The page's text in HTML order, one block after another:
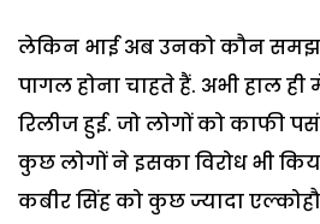
लेकिन भाई अब उनको कौन
पागल होना चाहते हैं. अभी हाल
रिलीज हुई. जो लोगों को काफी
कुछ लोगों ने इसका विरोध भी
कबीर सिंह को कुछ ज्यादा